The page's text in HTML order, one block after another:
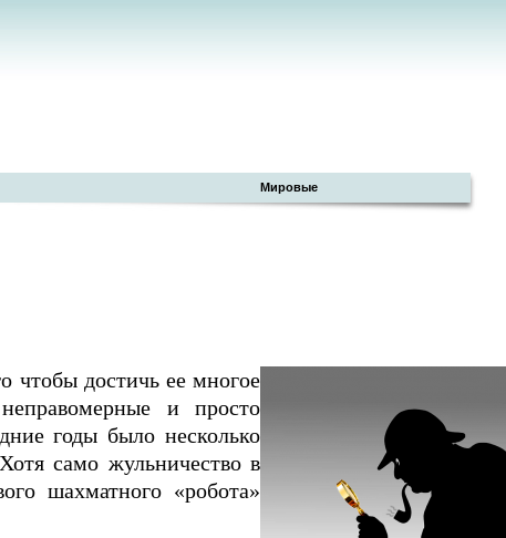
Мировые
чтобы достичь ее многое
и просто
годы было несколько
само жульничество в
шахматного «робота»